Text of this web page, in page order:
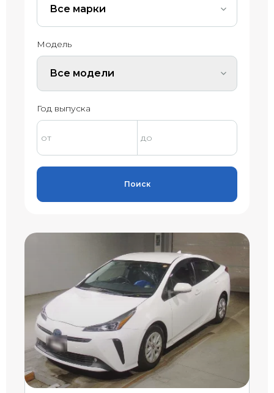
Все марки
Модель
Все модели
Год выпуска
Поиск